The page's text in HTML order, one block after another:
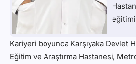
Kariyeri boyunca Karşıyaka Devlet
Eğitim ve Araştırma Hastanesi,